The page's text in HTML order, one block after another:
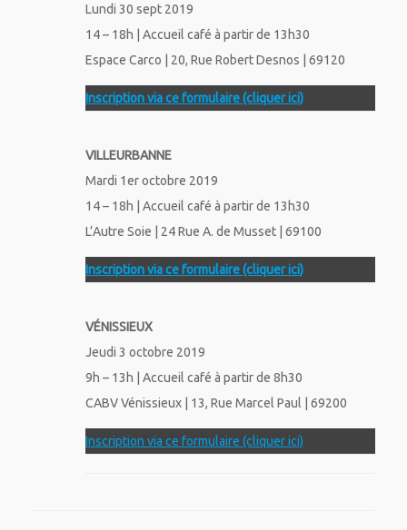
Lundi 30 sept 2019
14 – 18h | Accueil café à partir de 13h30
Espace Carco | 20, Rue Robert Desnos | 69120
Inscription via ce formulaire (cliquer ici)
VILLEURBANNE
Mardi 1er octobre 2019
14 – 18h | Accueil café à partir de 13h30
L’Autre Soie | 24 Rue A. de Musset | 69100
Inscription via ce formulaire (cliquer ici)
VÉNISSIEUX
Jeudi 3 octobre 2019
9h – 13h | Accueil café à partir de 8h30
CABV Vénissieux | 13, Rue Marcel Paul | 69200
Inscription via ce formulaire (cliquer ici)